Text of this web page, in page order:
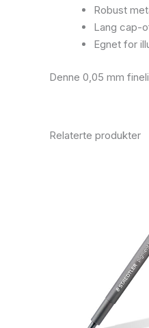
Robust
Lang cap-
Egnet for
Denne 0,05 mm
Relaterte produkter